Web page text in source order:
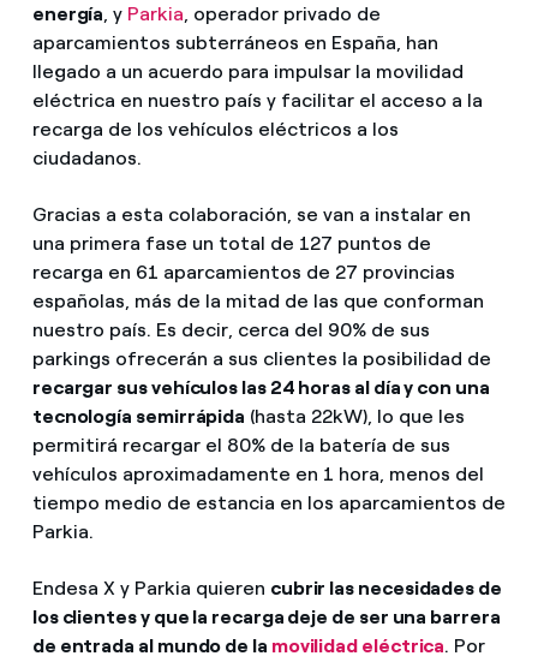
energía, y Parkia, operador privado de
aparcamientos subterráneos en España, han
llegado a un acuerdo para impulsar la movilidad
eléctrica en nuestro país y facilitar el acceso a la
recarga de los vehículos eléctricos a los
ciudadanos.
Gracias a esta colaboración, se van a instalar en
una primera fase un total de 127 puntos de
recarga en 61 aparcamientos de 27 provincias
españolas, más de la mitad de las que conforman
nuestro país. Es decir, cerca del 90% de sus
parkings ofrecerán a sus clientes la posibilidad de
recargar sus vehículos las 24 horas al día y con una
tecnología semirrápida (hasta 22kW), lo que les
permitirá recargar el 80% de la batería de sus
vehículos aproximadamente en 1 hora, menos del
tiempo medio de estancia en los aparcamientos de
Parkia.
Endesa X y Parkia quieren cubrir las necesidades de
los clientes y que la recarga deje de ser una barrera
de entrada al mundo de la movilidad eléctrica. Por